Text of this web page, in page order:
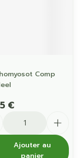
Comp
€
Ajouter au
panier